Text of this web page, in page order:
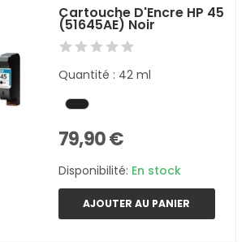
Cartouche D'Encre HP 45
(51645AE) Noir
Quantité : 42 ml
79,90 €
Disponibilité: En stock
AJOUTER AU PANIER